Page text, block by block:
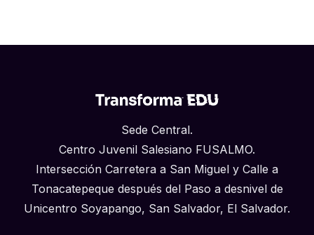
Sede Central.
Centro Juvenil Salesiano FUSALMO.
Intersección Carretera a San Miguel y Calle a
Tonacatepeque después del Paso a desnivel de
Unicentro Soyapango, San Salvador, El Salvador.